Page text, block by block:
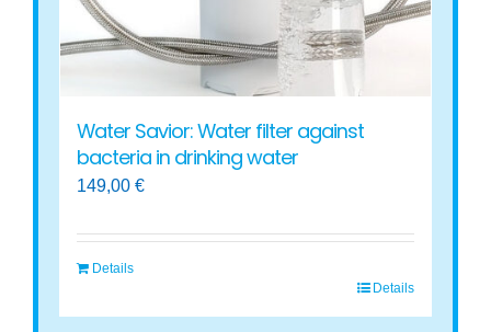
Water Savior: Water filter against
bacteria in drinking water
149,00€
Details
Details